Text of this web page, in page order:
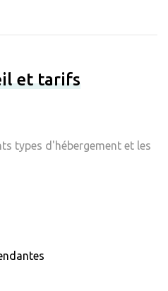
et tarifs
types d'hébergement et les